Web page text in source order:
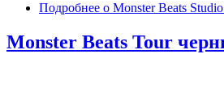
Подробнее о Monster Beats
Monster Beats Tour